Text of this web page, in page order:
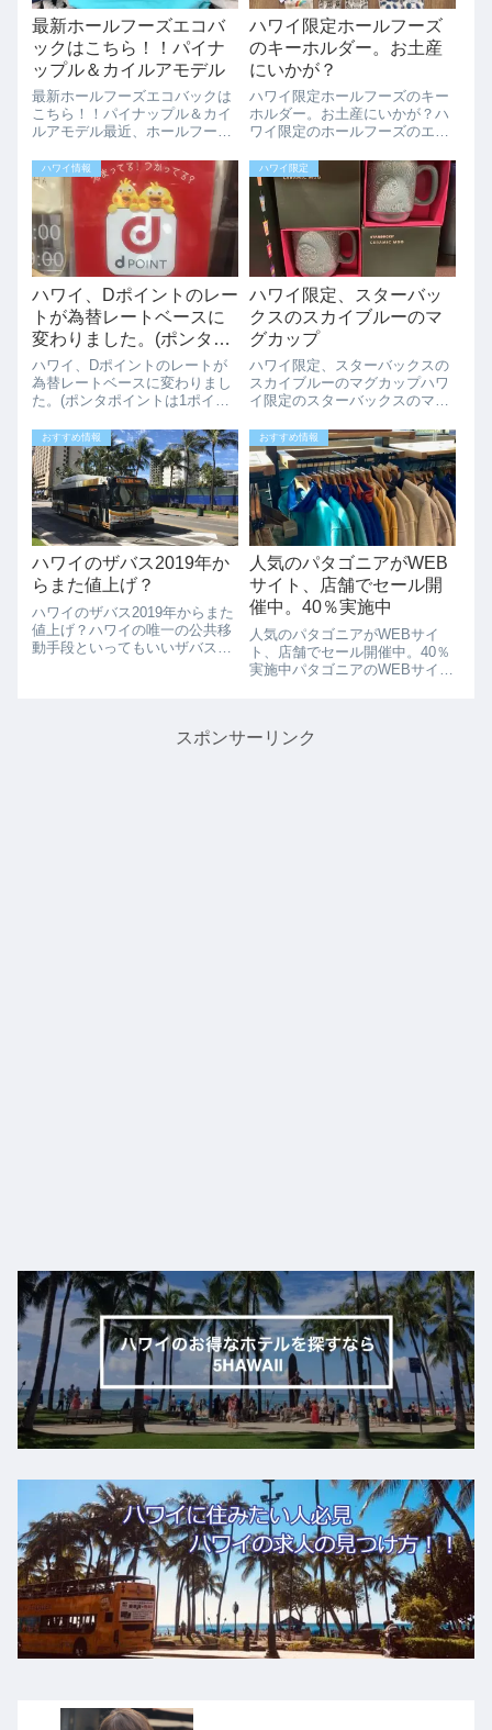
最新ホールフーズエコバ
ックはこちら！！パイナ
ップル＆カイルアモデル
最新ホールフーズエコバックは
こちら！！パイナップル＆カイ
ルアモデル最近、ホールフーズ
なかったですが、これは新しい
デザインかも？真っ青な水色が
いい感じの、パイナップルのエ
コバックバックは、やっぱり
ALOHAとホール...
ハワイ限定ホールフーズ
のキーホルダー。お土産
にいかが？
ハワイ限定ホールフーズのキー
ホルダー。お土産にいかが？ハ
ワイ限定のホールフーズのエコ
グのお土産は日本に持って帰る
のにかさばるし、何か小さいも
のはないかな？とお探しの方
に、ホールフーズのエコバッグ
型のキーホルダーは...
ハワイ情報
ハワイ、Dポイントのレー
トが為替レートベースに
変わりました。(ポンタポ
イントは1ポイント＝1セ
ント）
ハワイ、Dポイントのレートが
為替レートベースに変わりまし
た。(ポンタポイントは1ポイン
のDポイントを貯めたり、使え
たりできます。円安で日本で利
用するよりもDポイントが有効
に使えてましたが、2024年4月
よりレート...
ハワイ限定
ハワイ限定、スターバッ
クスのスカイブルーのマ
グカップ
ハワイ限定、スターバックスの
スカイブルーのマグカップハワ
イ限定のスターバックスのマグ
緑のスタバを思い出すようなス
カイブルーが可愛いです。
HAWAIIの文字にスタバのマー
ク、ハワイのお土産によさそう
ですね。お値段は...
おすすめ情報
ハワイのザバス2019年か
らまた値上げ？
ハワイのザバス2019年からまた
値上げ？ハワイの唯一の公共移
動手段といってもいいザバスの
がりします。もののよっては、
おすすめ情報
人気のパタゴニアがWEB
サイト、店舗でセール開
催中。40％実施中
人気のパタゴニアがWEBサイ
ト、店舗でセール開催中。40％
実施中パタゴニアのWEBサイト
ール実施していますのでパタゴ
スポンサーリンク